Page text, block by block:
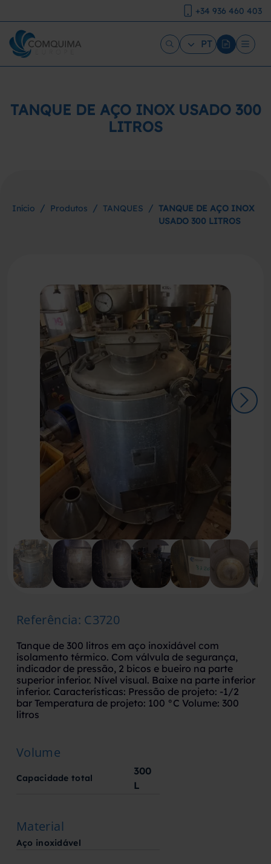
+34 936 460 403
PT
TANQUE DE AÇO INOX USADO 300
LITROS
Início / Produtos / TANQUES / TANQUE DE AÇO INOX
USADO 300 LITROS
Referência: C3720
Tanque de 300 litros em aço inoxidável com
isolamento térmico. Com válvula de segurança,
indicador de pressão, 2 bicos e bueiro na parte
superior inferior. Nível visual. Baixe na parte inferior
inferior. Características: Pressão de projeto: -1/2
bar Temperatura de projeto: 100 °C Volume: 300
litros
Volume
Capacidade total
300
L
Material
Aço inoxidável